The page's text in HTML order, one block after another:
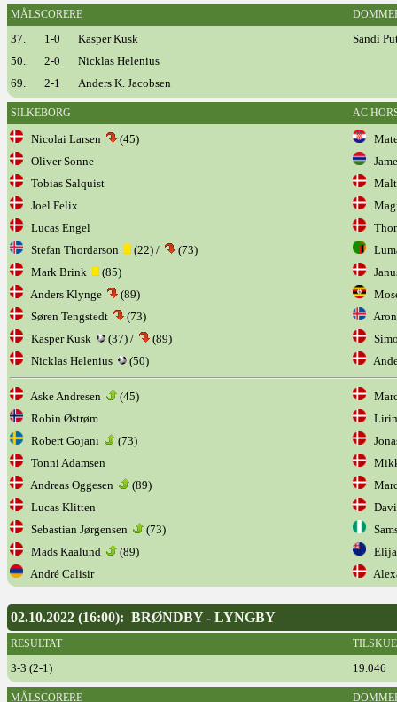
MÅLSCORERE
37. 1-0 Kasper Kusk
Sandi
50.
2-0
Nicklas Helenius
69.
2-1 Anders K. Jacobsen
SILKEBORG AC
Nicolai Larsen (45)
Oliver Sonne
Tobias Salquist
Joel Felix
Lucas Engel
Stefan Thordarson
(22) / (73)
Mark Brink
(85)
Anders Klynge
(89)
Søren Tengstedt
(73)
Kasper Kusk
(37) / (89)
Nicklas Helenius
(50)
Aske Andresen (45)
Robin Østrøm
Robert Gojani
(73)
Tonni Adamsen
Andreas Oggesen
(89)
Lucas Klitten
Sebastian Jørgensen
(73)
Mads Kaalund
(89)
André Calisir
02.10.2022 (16:00): BRØNDBY - LYNGBY
RESULTAT
3-3 (2-1) 19.046
MÅLSCORERE